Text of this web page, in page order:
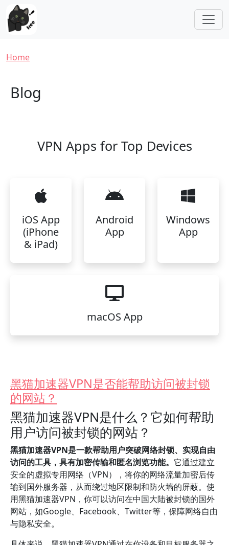
Skip to main content
Breadcrumb
Home
Blog
VPN Apps for Top Devices
iOS App
(iPhone
& iPad)
Android
App
Windows
App
macOS App
黑猫加速器VPN是否能帮助访问被封锁
的网站？
黑猫加速器VPN是什么？它如何帮助
用户访问被封锁的网站？
黑猫加速器VPN是一款帮助用户突破网络封锁、实现自由
访问的工具，具有加密传输和匿名浏览功能。 它通过建立
安全的虚拟专用网络（VPN），将你的网络流量加密后传
输到国外服务器，从而绕过地区限制和防火墙的屏蔽。使
用黑猫加速器VPN，你可以访问在中国大陆被封锁的国外
网站，如Google、Facebook、Twitter等，保障网络自由
与隐私安全。